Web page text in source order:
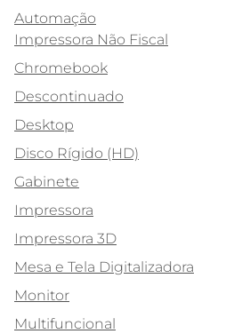
Automação
Impressora Não Fiscal
Chromebook
Descontinuado
Desktop
Disco Rígido (HD)
Gabinete
Impressora
Impressora 3D
Mesa e Tela Digitalizadora
Monitor
Multifuncional